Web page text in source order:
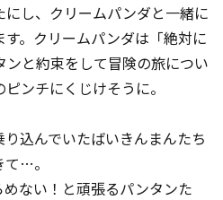
し、クリームパンダと一緒に
。クリームパンダは「絶対に
と約束をして冒険の旅につい
ンチにくじけそうに。
込んでいたばいきんまんたち
…。
ない！と頑張るパンタンた